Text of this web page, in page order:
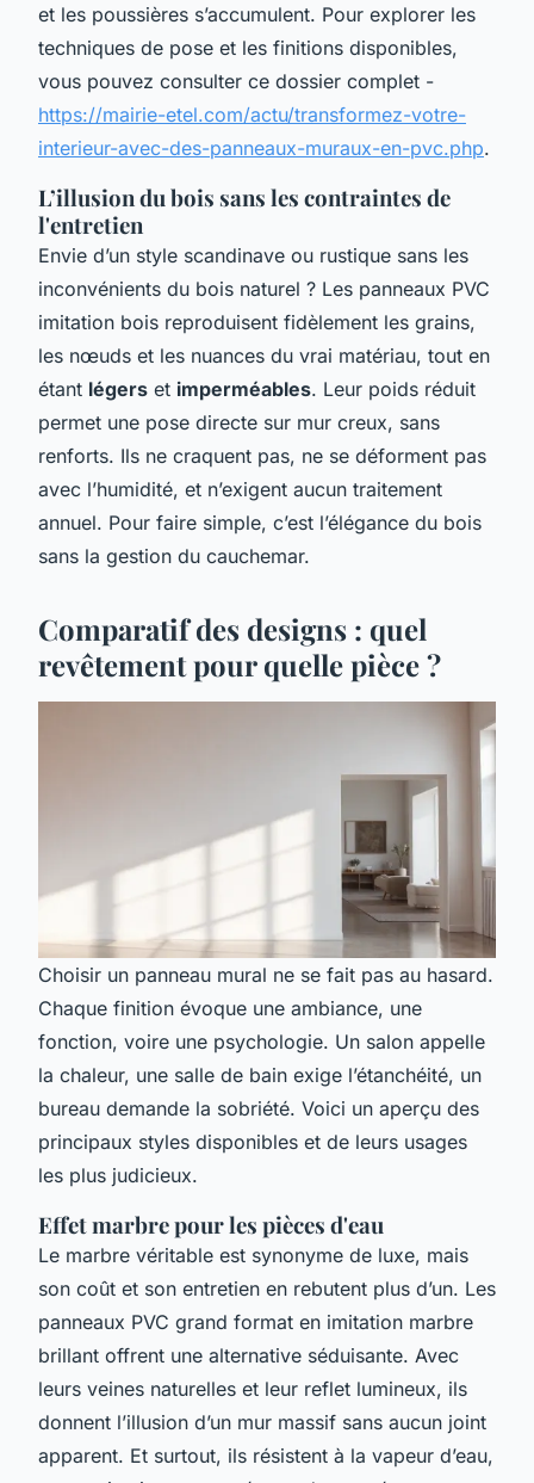
et les poussières s’accumulent. Pour explorer les
techniques de pose et les finitions disponibles,
vous pouvez consulter ce dossier complet -
https://mairie-etel.com/actu/transformez-votre-
interieur-avec-des-panneaux-muraux-en-pvc.php.
L’illusion du bois sans les contraintes de
l'entretien
Envie d’un style scandinave ou rustique sans les
inconvénients du bois naturel ? Les panneaux PVC
imitation bois reproduisent fidèlement les grains,
les nœuds et les nuances du vrai matériau, tout en
étant légers et imperméables. Leur poids réduit
permet une pose directe sur mur creux, sans
renforts. Ils ne craquent pas, ne se déforment pas
avec l’humidité, et n’exigent aucun traitement
annuel. Pour faire simple, c’est l’élégance du bois
sans la gestion du cauchemar.
Comparatif des designs : quel
revêtement pour quelle pièce ?
Choisir un panneau mural ne se fait pas au hasard.
Chaque finition évoque une ambiance, une
fonction, voire une psychologie. Un salon appelle
la chaleur, une salle de bain exige l’étanchéité, un
bureau demande la sobriété. Voici un aperçu des
principaux styles disponibles et de leurs usages
les plus judicieux.
Effet marbre pour les pièces d'eau
Le marbre véritable est synonyme de luxe, mais
son coût et son entretien en rebutent plus d’un. Les
panneaux PVC grand format en imitation marbre
brillant offrent une alternative séduisante. Avec
leurs veines naturelles et leur reflet lumineux, ils
donnent l’illusion d’un mur massif sans aucun joint
apparent. Et surtout, ils résistent à la vapeur d’eau,